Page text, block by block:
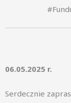
06.05.2025 r.
Serdecznie